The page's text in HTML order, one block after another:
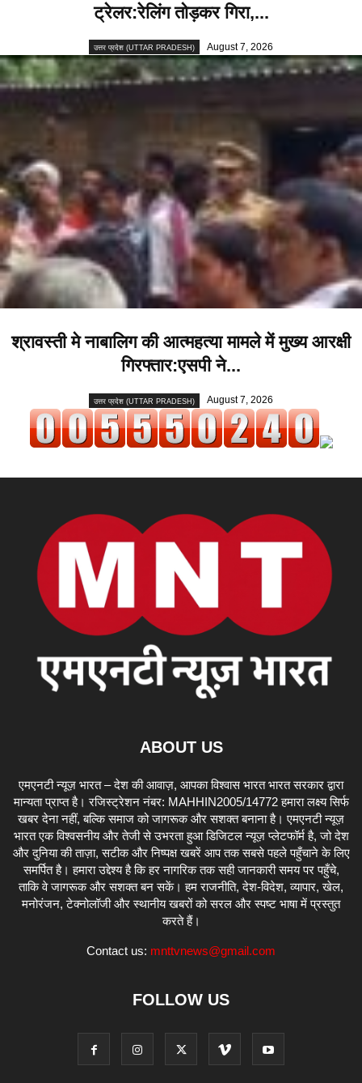
ट्रेलर:रेलिंग तोड़कर गिरा,...
उत्तर प्रदेश (UTTAR PRADESH) August 7, 2026
श्रावस्ती मे नाबालिग की आत्महत्या मामले में मुख्य आरक्षी
गिरफ्तार:एसपी ने...
उत्तर प्रदेश (UTTAR PRADESH) August 7, 2026
ABOUT US
एमएनटी न्यूज़ भारत – देश की आवाज़, आपका विश्वास भारत भारत सरकार द्वारा
मान्यता प्राप्त है। रजिस्ट्रेशन नंबर: MAHHIN2005/14772 हमारा लक्ष्य सिर्फ
खबर देना नहीं, बल्कि समाज को जागरूक और सशक्त बनाना है। एमएनटी न्यूज़
भारत एक विश्वसनीय और तेजी से उभरता हुआ डिजिटल न्यूज़ प्लेटफॉर्म है, जो देश
और दुनिया की ताज़ा, सटीक और निष्पक्ष खबरें आप तक सबसे पहले पहुँचाने के लिए
समर्पित है। हमारा उद्देश्य है कि हर नागरिक तक सही जानकारी समय पर पहुँचे,
ताकि वे जागरूक और सशक्त बन सकें। हम राजनीति, देश-विदेश, व्यापार, खेल,
मनोरंजन, टेक्नोलॉजी और स्थानीय खबरों को सरल और स्पष्ट भाषा में प्रस्तुत
करते हैं।
Contact us: mnttvnews@gmail.com
FOLLOW US